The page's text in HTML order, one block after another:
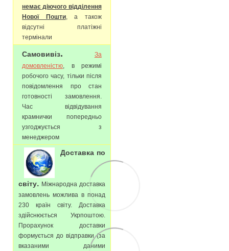
немає діючого відділення
Нової Пошти, а також
відсутні платіжні
термінали
Самовивіз.
За
домовленістю , в режимі
робочого часу, тільки після
повідомлення про стан
готовності замовлення.
Час відвідування
крамнички попередньо
узгоджується з
менеджером
Доставка по
світу. Міжнародна доставка
замовлень можлива в понад
230 країн світу. Доставка
здійснюється Укрпоштою.
Прорахунок доставки
формується до відправки (за
вказаними даними